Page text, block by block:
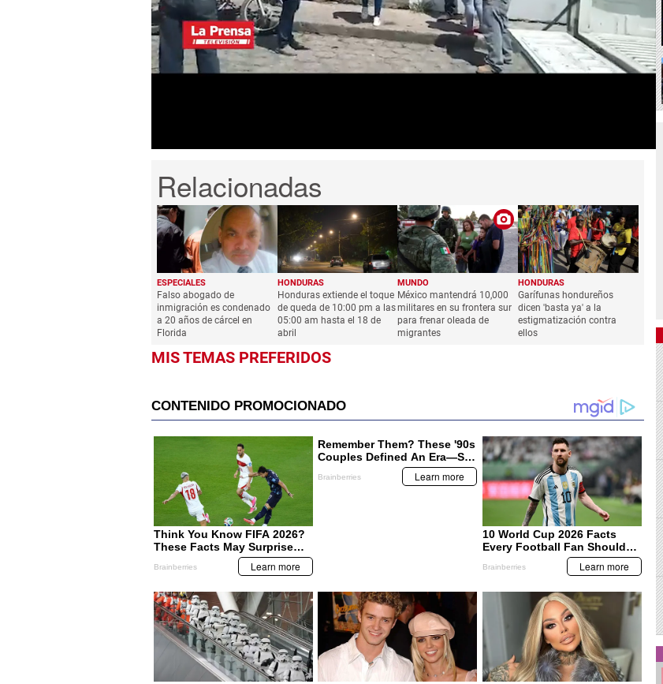
0
seconds
of
59
seconds Volume
0%
ESPECIALES
Falso abogado de
inmigración es condenado
a 20 años de cárcel en
Florida
HONDURAS
Honduras extiende el toque
de queda de 10:00 pm a las
05:00 am hasta el 18 de
abril
MUNDO
México mantendrá 10,000
militares en su frontera sur
para frenar oleada de
migrantes
HONDURAS
Garífunas hondureños
dicen 'basta ya' a la
estigmatización contra
ellos
MIS TEMAS PREFERIDOS